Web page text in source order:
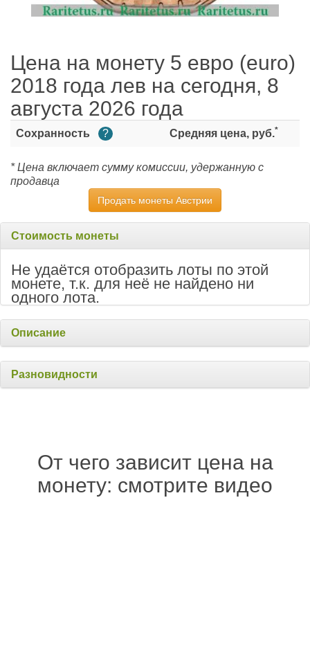
Цена на монету 5 евро (euro)
2018 года лев на сегодня, 8
августа 2026 года
Сохранность ? Средняя цена, руб.*
* Цена включает сумму комиссии, удержанную с
продавца
Продать монеты Австрии
Стоимость монеты
Не удаётся отобразить лоты по этой
монете, т.к. для неё не найдено ни
одного лота.
Описание
Разновидности
От чего зависит цена на
монету: смотрите видео